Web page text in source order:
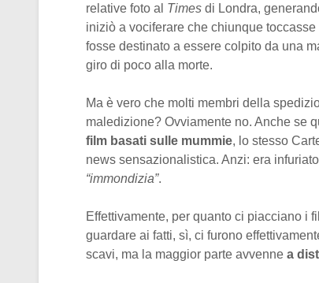
relative foto al Times di Londra,
iniziò a vociferare che chiunque toccasse
fosse destinato a essere colpito da una
giro di poco alla morte.
Ma è vero che molti membri della
maledizione? Ovviamente no. Anche se
film basati sulle mummie, lo stesso
news sensazionalistica. Anzi: era
“immondizia”.
Effettivamente, per quanto ci piacciano i
guardare ai fatti, sì, ci furono
scavi, ma la maggior parte avvenne a